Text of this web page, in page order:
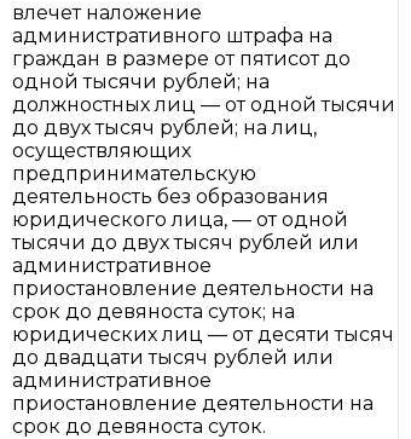
влечет наложение
административного штрафа на
граждан в размере от пятисот до
одной тысячи рублей; на
должностных лиц — от одной тысячи
до двух тысяч рублей; на лиц,
осуществляющих
предпринимательскую
деятельность без образования
юридического лица, — от одной
тысячи до двух тысяч рублей или
административное
приостановление деятельности на
срок до девяноста суток; на
юридических лиц — от десяти тысяч
до двадцати тысяч рублей или
административное
приостановление деятельности на
срок до девяноста суток.